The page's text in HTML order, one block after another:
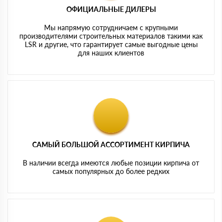
ОФИЦИАЛЬНЫЕ ДИЛЕРЫ
Мы напрямую сотрудничаем с крупными
производителями строительных материалов такими как
LSR и другие, что гарантирует самые выгодные цены
для наших клиентов
САМЫЙ БОЛЬШОЙ АССОРТИМЕНТ КИРПИЧА
В наличии всегда имеются любые позиции кирпича от
самых популярных до более редких